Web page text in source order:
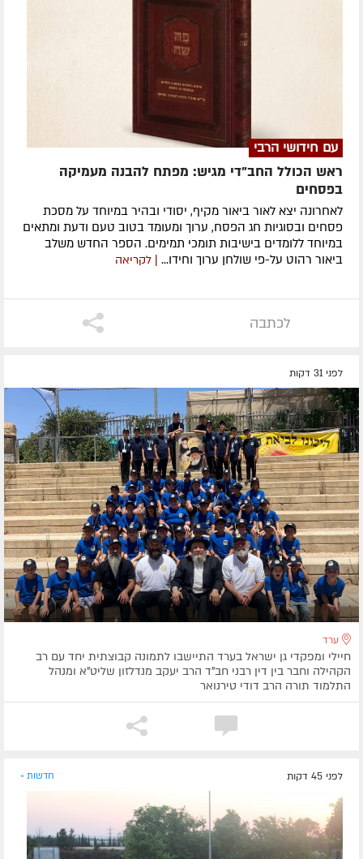
עם חידושי הרבי
ראש הכולל החב"די מגיש: מפתח להבנה מעמיקה
בפסחים
לאחרונה ​יצא לאור ביאור מקיף, יסודי ובהיר במיוחד על מסכת
פסחים ובסוגיות חג הפסח, ערוך ומעומד בטוב טעם ודעת ומתאים
במיוחד ללומדים בישיבות תומכי תמימים. ​הספר החדש משלב
ביאור רהוט על-פי שולחן ערוך וחידו... | לקריאה
לכתבה
לפני 31 דקות
ערד
חיילי ומפקדי גן ישראל בערד התיישבו לתמונה קבוצתית יחד עם רב
הקהילה וחבר בין דין רבני חב"ד הרב יעקב מנדלזון שליט"א ומנהל
התלמוד תורה הרב דודי טירנואר
לפני 45 דקות חדשות »